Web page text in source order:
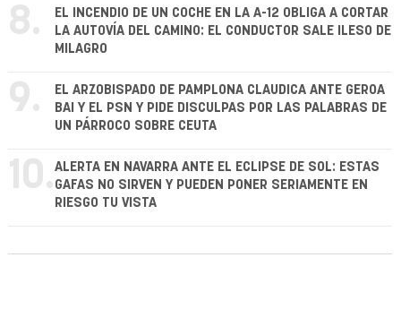
8.
EL INCENDIO DE UN COCHE EN LA A-12 OBLIGA A CORTAR
LA AUTOVÍA DEL CAMINO: EL CONDUCTOR SALE ILESO DE
MILAGRO
9.
EL ARZOBISPADO DE PAMPLONA CLAUDICA ANTE GEROA
BAI Y EL PSN Y PIDE DISCULPAS POR LAS PALABRAS DE
UN PÁRROCO SOBRE CEUTA
10.ALERTA EN NAVARRA ANTE EL ECLIPSE DE SOL: ESTAS
GAFAS NO SIRVEN Y PUEDEN PONER SERIAMENTE EN
RIESGO TU VISTA